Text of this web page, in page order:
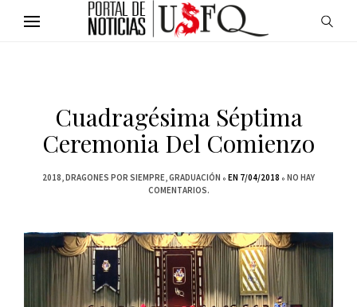
Cuadragésima Séptima
Ceremonia Del Comienzo
2018 DRAGONES POR SIEMPRE GRADUACIÓN EN 7/04/2018
NO HAY
COMENTARIOS.